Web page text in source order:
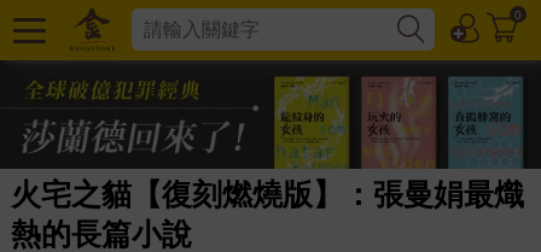
0
火宅之貓【復刻燃燒版】：張曼娟最熾
熱的長篇小說